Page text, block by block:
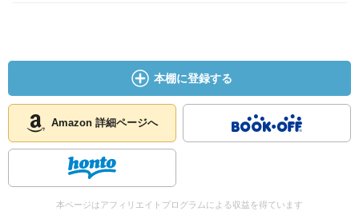
本棚に登録する
Amazon 詳細ページへ
本ページはアフィリエイトプログラムによる収益を得ています